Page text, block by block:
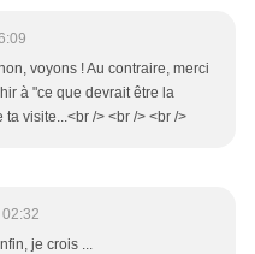
voyons ! Au contraire, merci
à "ce que devrait être la
ta visite...<br /> <br /> <br />
je crois ...